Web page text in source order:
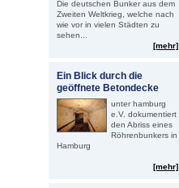
Die deutschen Bunker aus dem
Zweiten Weltkrieg, welche nach
wie vor in vielen Städten zu
sehen...
[mehr]
Ein Blick durch die
geöffnete Betondecke
unter hamburg
e.V. dokumentiert
den Abriss eines
Röhrenbunkers in
Hamburg
[mehr]